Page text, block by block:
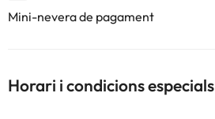
Mini-nevera de pagament
Horari i condicions especials